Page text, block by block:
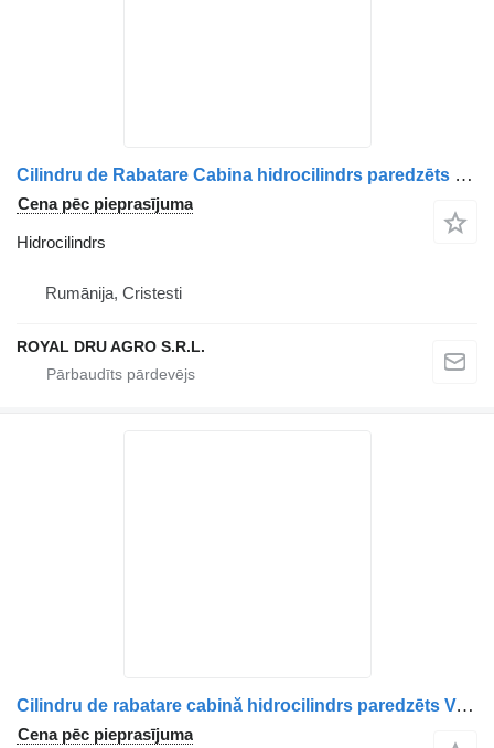
Cilindru de Rabatare Cabina hidrocilindrs paredzēts Volvo 77700556 kravas automašīnas
Cena pēc pieprasījuma
Hidrocilindrs
Rumānija, Cristesti
ROYAL DRU AGRO S.R.L.
Cilindru de rabatare cabină hidrocilindrs paredzēts Volvo 14127 3299 kravas automašīnas
Cena pēc pieprasījuma